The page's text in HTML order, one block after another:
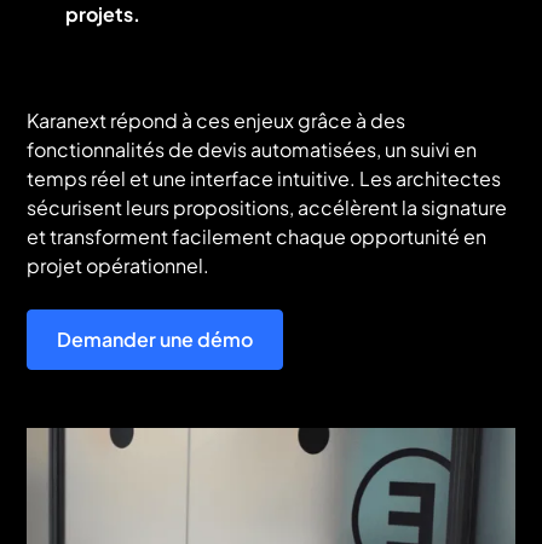
projets.
Karanext répond à ces enjeux grâce à des
fonctionnalités de devis automatisées, un suivi en
temps réel et une interface intuitive. Les architectes
sécurisent leurs propositions, accélèrent la signature
et transforment facilement chaque opportunité en
projet opérationnel.
Demander une démo